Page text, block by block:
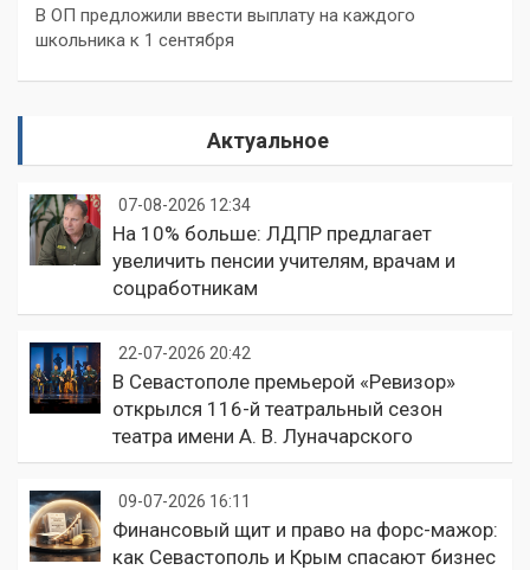
В ОП предложили ввести выплату на каждого
школьника к 1 сентября
Актуальное
07-08-2026 12:34
На 10% больше: ЛДПР предлагает
увеличить пенсии учителям, врачам и
соцработникам
22-07-2026 20:42
В Севастополе премьерой «Ревизор»
открылся 116-й театральный сезон
театра имени А. В. Луначарского
09-07-2026 16:11
Финансовый щит и право на форс-мажор:
как Севастополь и Крым спасают бизнес